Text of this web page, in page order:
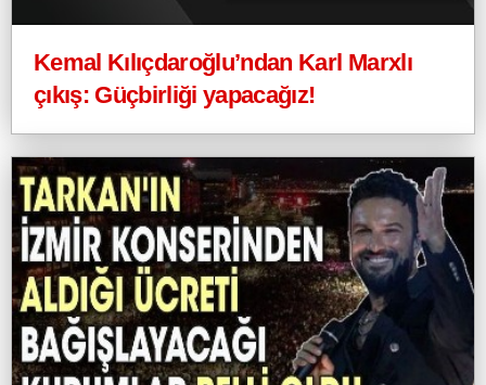
Kemal Kılıçdaroğlu’ndan Karl Marxlı
çıkış: Güçbirliği yapacağız!